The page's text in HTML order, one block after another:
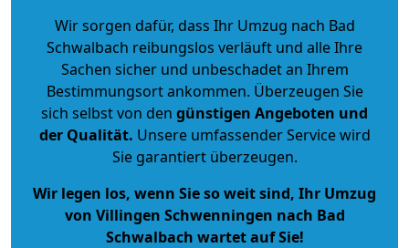
Wir sorgen dafür, dass Ihr Umzug nach Bad
Schwalbach reibungslos verläuft und alle Ihre
Sachen sicher und unbeschadet an Ihrem
Bestimmungsort ankommen. Überzeugen Sie
sich selbst von den günstigen Angeboten und
der Qualität. Unsere umfassender Service wird
Sie garantiert überzeugen.
Wir legen los, wenn Sie so weit sind, Ihr Umzug
von Villingen Schwenningen nach Bad
Schwalbach wartet auf Sie!